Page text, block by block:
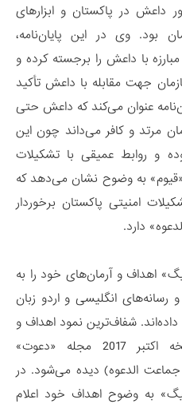
داعش در پاکستان و ابزارهای
بود. وی در این پایان‌نامه،
با داعش را برجسته کرده و
جهت مقابله با داعش تأکید
عنوان می‌کند که داعش حتی
مرتد و کافر می‌داند چون این
و روابط عمیقی با تشکیلات
«قیوم» به وضوح نشان می‌دهد که
امنیتی پاکستان برخوردار
دارد.
اهداف و آرمان‌های خود را به
انگلیسی و اردو زبان
داده‌اند. شفاف‌ترین نمود اهداف و
برنامه‌های این حزب، در نسخه اکتبر 2017 مجله «دعوت»
الدعوه) دیده می‌شود. در
به وضوح اهداف خود اعلام